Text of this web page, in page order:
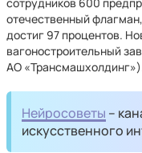
отечественный
достиг 97 процентов.
вагоностроительный
АО
Нейросоветы –
искусственного